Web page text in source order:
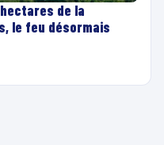
de la
le feu désormais